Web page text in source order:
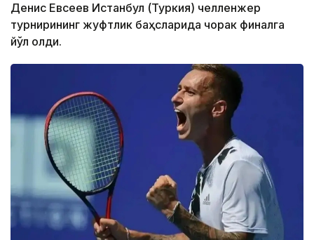
Денис Евсеев Истанбул (Туркия) челленжер
турнирининг жуфтлик баҳсларида чорак финалга
йўл олди.